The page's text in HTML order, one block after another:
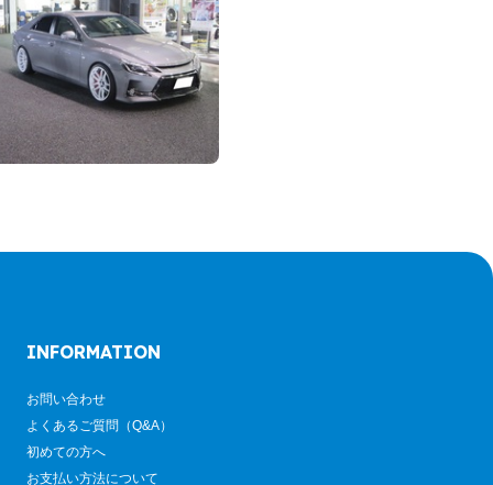
INFORMATION
お問い合わせ
よくあるご質問（Q&A）
初めての方へ
お支払い方法について